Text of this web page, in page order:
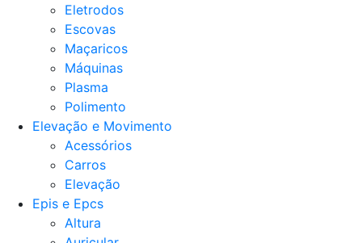
Eletrodos
Escovas
Maçaricos
Máquinas
Plasma
Polimento
Elevação e Movimento
Acessórios
Carros
Elevação
Epis e Epcs
Altura